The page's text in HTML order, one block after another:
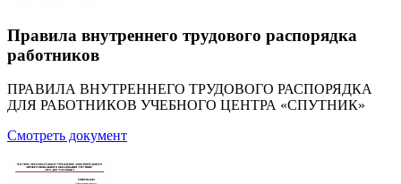
Правила внутреннего трудового распорядка
работников
ПРАВИЛА ВНУТРЕННЕГО ТРУДОВОГО РАСПОРЯДКА
ДЛЯ РАБОТНИКОВ УЧЕБНОГО ЦЕНТРА «СПУТНИК»
Смотреть документ